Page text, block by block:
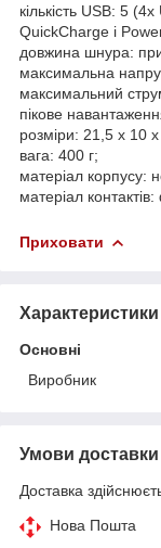
кількість USB: 5
QuickCharge і
довжина шнура:
максимальна
максимальний
пікове
розміри: 21,5 x 10
вага: 400 г;
матеріал корпусу:
матеріал
Приховати
Характеристики
Основні
Виробник
Умови доставки
Доставка
Нова Пошта